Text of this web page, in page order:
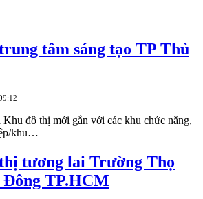
tâm sáng tạo TP Thủ
đô thị mới gắn với các khu chức năng,
khu…
tương lai Trường Thọ
Đông TP.HCM